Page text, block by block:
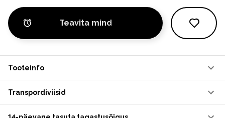
Teavita mind
Tooteinfo
Transpordiviisid